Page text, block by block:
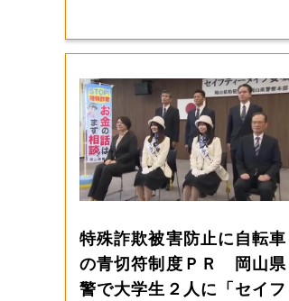
特殊詐欺被害防止に自転車
の青切符制度ＰＲ 岡山県
警で大学生２人に「セイフ